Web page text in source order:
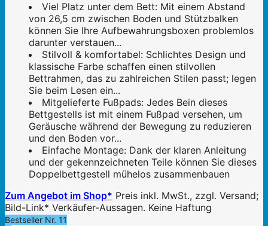
Viel Platz unter dem Bett: Mit einem Abstand
von 26,5 cm zwischen Boden und Stützbalken
können Sie Ihre Aufbewahrungsboxen problemlos
darunter verstauen...
Stilvoll & komfortabel: Schlichtes Design und
klassische Farbe schaffen einen stilvollen
Bettrahmen, das zu zahlreichen Stilen passt; legen
Sie beim Lesen ein...
Mitgelieferte Fußpads: Jedes Bein dieses
Bettgestells ist mit einem Fußpad versehen, um
Geräusche während der Bewegung zu reduzieren
und den Boden vor...
Einfache Montage: Dank der klaren Anleitung
und der gekennzeichneten Teile können Sie dieses
Doppelbettgestell mühelos zusammenbauen
Zum Angebot im Shop* Preis inkl. MwSt., zzgl. Versand;
Bild-Link* Verkäufer-Aussagen. Keine Haftung
Bestseller Nr. 11